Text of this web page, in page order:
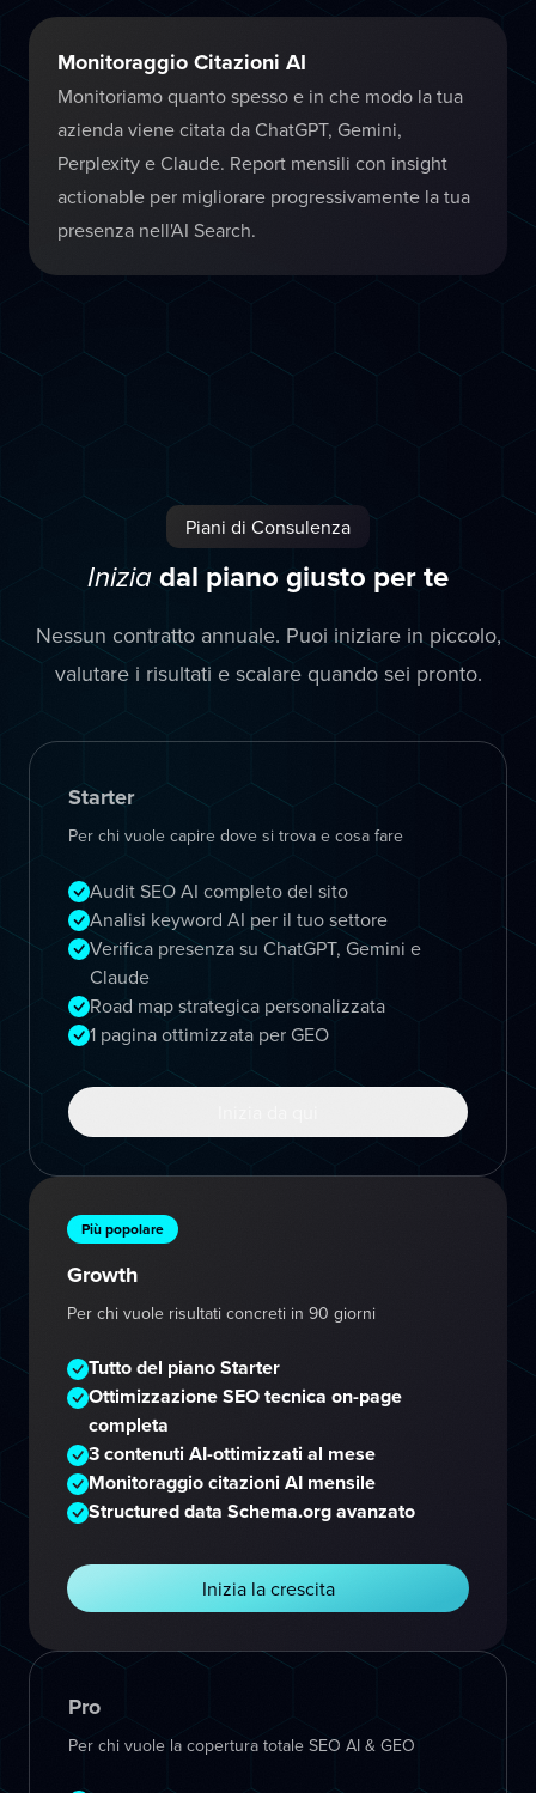
Monitoraggio Citazioni AI
Monitoriamo quanto spesso e in che modo la tua
azienda viene citata da ChatGPT, Gemini,
Perplexity e Claude. Report mensili con insight
actionable per migliorare progressivamente la tua
presenza nell'AI Search.
Piani di Consulenza
Inizia dal piano giusto per te
Nessun contratto annuale. Puoi iniziare in piccolo,
valutare i risultati e scalare quando sei pronto.
Starter
Per chi vuole capire dove si trova e cosa fare
Audit SEO AI completo del sito
Analisi keyword AI per il tuo settore
Verifica presenza su ChatGPT, Gemini e
Claude
Road map strategica personalizzata
1 pagina ottimizzata per GEO
Più popolare
Growth
Per chi vuole risultati concreti in 90 giorni
Tutto del piano Starter
Ottimizzazione SEO tecnica on-page
completa
3 contenuti AI-ottimizzati al mese
Monitoraggio citazioni AI mensile
Structured data Schema.org avanzato
Inizia la crescita
Pro
Per chi vuole la copertura totale SEO AI & GEO